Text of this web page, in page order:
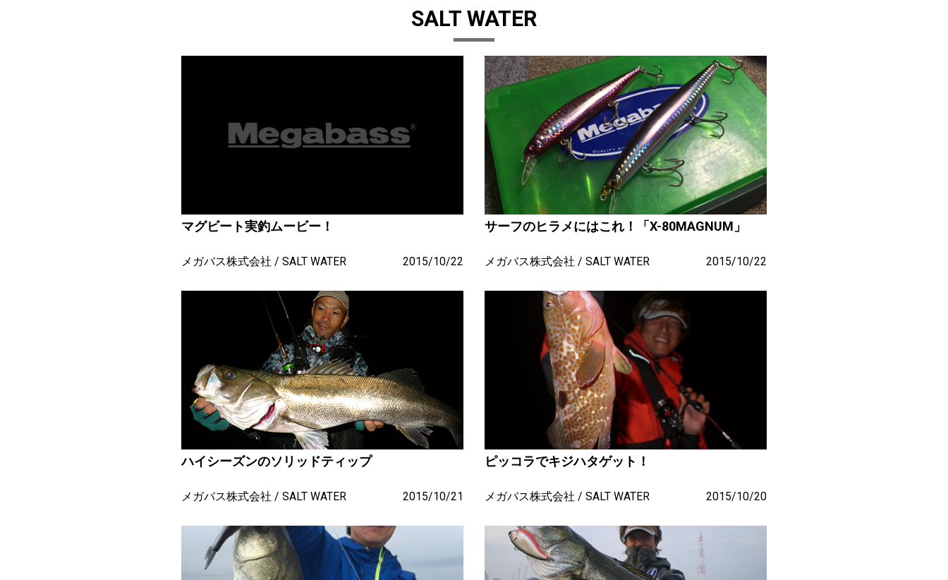
SALT WATER
マグビート実釣ムービー！
メガバス株式会社 SALT WATER 2015/10/22
サーフのヒラメにはこれ！「X-80MAGNUM」
メガバス株式会社 SALT WATER 2015/10/22
ハイシーズンのソリッドティップ
メガバス株式会社 SALT WATER 2015/10/21
ピッコラでキジハタゲット！
メガバス株式会社 SALT WATER 2015/10/20